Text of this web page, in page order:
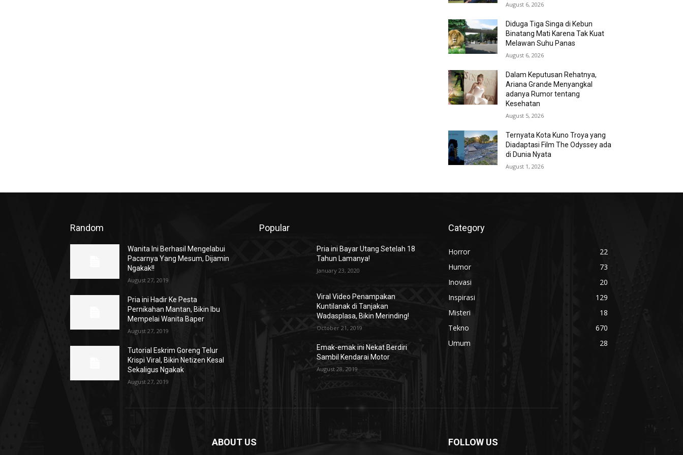
August 6, 2026
Diduga Tiga Singa di Kebun
Binatang Mati Karena Tak Kuat
Melawan Suhu Panas
August 6, 2026
Dalam Keputusan Rehatnya,
Ariana Grande Menyangkal
adanya Rumor tentang
Kesehatan
August 5, 2026
Ternyata Kota Kuno Troya yang
Diadaptasi Film The Odyssey ada
di Dunia Nyata
August 1, 2026
Random
Wanita Ini Berhasil Mengelabui
Pacarnya Yang Mesum, Dijamin
Ngakak!!
August 27, 2019
Pria ini Hadir Ke Pesta
Pernikahan Mantan, Bikin Ibu
Mempelai Wanita Baper
August 27, 2019
Tutorial Eskrim Goreng Telur
Krispi Viral, Bikin Netizen Kesal
Sekaligus Ngakak
August 27, 2019
Popular
Pria ini Bayar Utang Setelah 18
Tahun Lamanya!
January 23, 2020
Viral Video Penampakan
Kuntilanak di Tanjakan
Wadasplasa, Bikin Merinding!
October 21, 2019
Emak-emak ini Nekat Berdiri
Sambil Kendarai Motor
August 28, 2019
Category
Horror
22
Humor
73
Inovasi
20
Inspirasi
129
Misteri
18
Tekno
670
Umum
28
ABOUT US FOLLOW US